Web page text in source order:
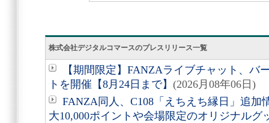
株式会社デジタルコマースのプレスリリース一覧
【期間限定】FANZAライブチャット、バ
トを開催【8月24日まで】 (2026月08年06日)
FANZA同人、C108「えちえち縁日」追加
大10,000ポイントや会場限定のオリジナルグ